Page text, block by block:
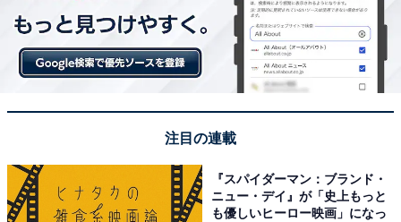
注目の連載
『スパイダーマン：ブランド・
ニュー・デイ』が「史上もっと
も優しいヒーロー映画」になっ